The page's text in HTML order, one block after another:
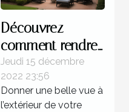
Découvrez
comment rendre
magnifique
l’extérieur de
votre maison
Jeudi 15 décembre
2022 23:56
Donner une belle vue à
l’extérieur de votre